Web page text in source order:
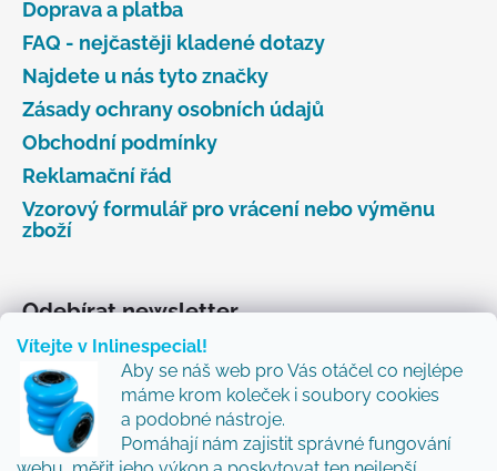
Vítejte v Inlinespecial!
Aby se náš web pro Vás otáčel co nejlépe
máme krom koleček i soubory cookies
a podobné nástroje.
Pomáhají nám zajistit správné fungování
Doprava a platba
FAQ - nejčastěji kladené dotazy
Najdete u nás tyto značky
Zásady ochrany osobních údajů
Obchodní podmínky
Reklamační řád
Vzorový formulář pro vrácení nebo výměnu
zboží
Odebírat newsletter
Vložte svůj e-mail a my vám budeme zasílat informace
o nových produktech na našem e-shopu.
Přidejte se k nám a my Vám budeme zasílat ty nejlepší
novinky a tipy.